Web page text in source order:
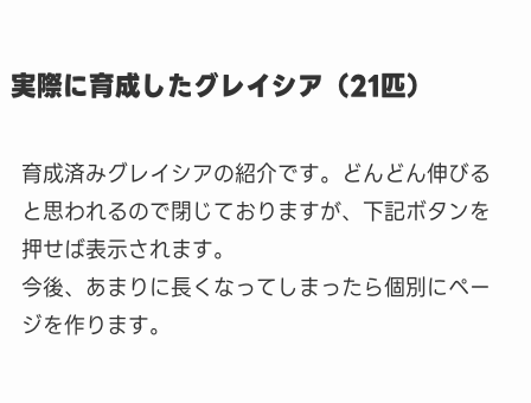
実際に育成したグレイシア（21匹）
育成済みグレイシアの紹介です。どんどん伸びる
と思われるので閉じておりますが、下記ボタンを
押せば表示されます。
今後、あまりに長くなってしまったら個別にペー
ジを作ります。